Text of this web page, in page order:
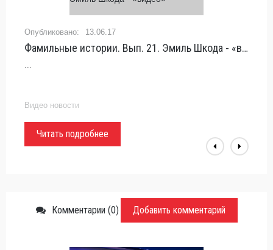
13.06.17
Фамильные истории. Вып. 21. Эмиль Шкода - «видео»
Видео новости
Читать подробнее
Комментарии (0) Добавить комментарий